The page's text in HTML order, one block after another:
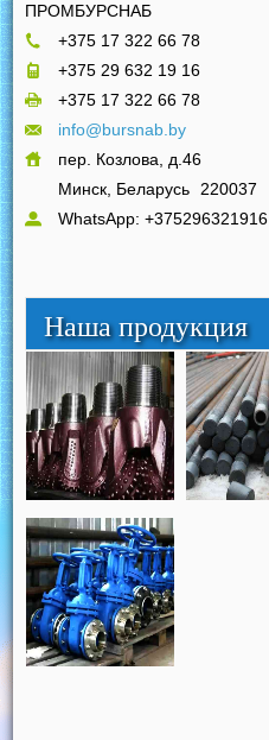
ПРОМБУРСНАБ
+375 17 322 66 78
+375 29 632 19 16
+375 17 322 66 78
info@bursnab.by
пер. Козлова, д.46
Минск, Беларусь 220037
WhatsApp: +375296321916
Наша продукция